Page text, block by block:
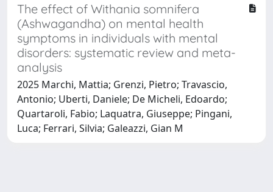
The effect of Withania somnifera
(Ashwagandha) on mental health
symptoms in individuals with mental
disorders: systematic review and meta-
analysis
2025 Marchi, Mattia; Grenzi, Pietro; Travascio,
Antonio; Uberti, Daniele; De Micheli, Edoardo;
Quartaroli, Fabio; Laquatra, Giuseppe; Pingani,
Luca; Ferrari, Silvia; Galeazzi, Gian M